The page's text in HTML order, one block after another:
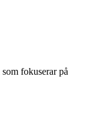
fokuserar på